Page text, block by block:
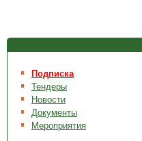
Подписка
Тендеры
Новости
Документы
Мероприятия